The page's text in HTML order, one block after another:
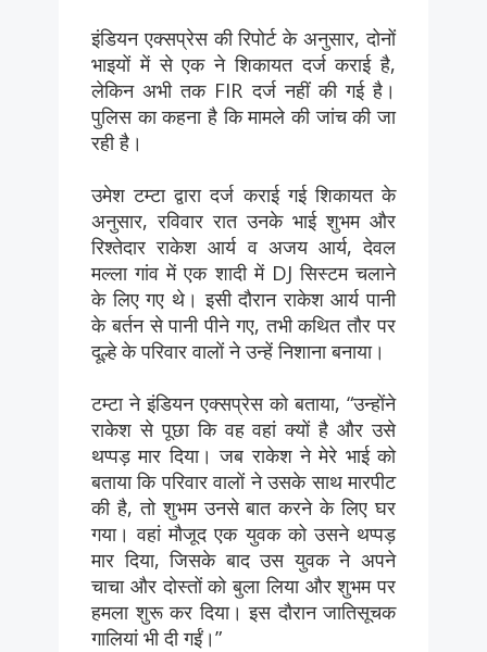
इंडियन एक्सप्रेस की रिपोर्ट के अनुसार, दोनों
भाइयों में से एक ने शिकायत दर्ज कराई है,
लेकिन अभी तक FIR दर्ज नहीं की गई है।
पुलिस का कहना है कि मामले की जांच की जा
रही है।
उमेश टम्टा द्वारा दर्ज कराई गई शिकायत के
अनुसार, रविवार रात उनके भाई शुभम और
रिश्तेदार राकेश आर्य व अजय आर्य, देवल
मल्ला गांव में एक शादी में DJ सिस्टम चलाने
के लिए गए थे। इसी दौरान राकेश आर्य पानी
के बर्तन से पानी पीने गए, तभी कथित तौर पर
दूल्हे के परिवार वालों ने उन्हें निशाना बनाया।
टम्टा ने इंडियन एक्सप्रेस को बताया, “उन्होंने
राकेश से पूछा कि वह वहां क्यों है और उसे
थप्पड़ मार दिया। जब राकेश ने मेरे भाई को
बताया कि परिवार वालों ने उसके साथ मारपीट
की है, तो शुभम उनसे बात करने के लिए घर
गया। वहां मौजूद एक युवक को उसने थप्पड़
मार दिया, जिसके बाद उस युवक ने अपने
चाचा और दोस्तों को बुला लिया और शुभम पर
हमला शुरू कर दिया। इस दौरान जातिसूचक
गालियां भी दी गईं।”